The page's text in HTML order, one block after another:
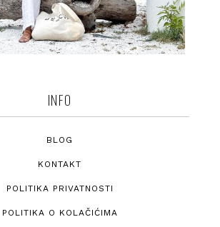
INFO
BLOG
KONTAKT
POLITIKA PRIVATNOSTI
POLITIKA O KOLAČIĆIMA